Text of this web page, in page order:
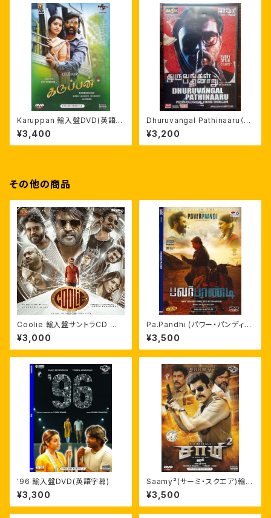
Karuppan 輸入盤DVD(英語字
幕付) ヴィジャイ・セードゥパティ
¥3,400
Dhuruvangal Pathinaaru（D-
16） 英字幕付 ラフマーン
¥3,200
その他の商品
Coolie 輸入盤サントラCD 劇
伴つき ラジニカーント
¥3,000
Pa.Pandhi (パワー・パンディ)
インド映画輸入盤DVD ダヌシ
ュ監督作
¥3,500
'96 輸入盤DVD(英語字幕)
¥3,300
Saamy²(サーミ・スクエア)輸入
盤DVD 英語字幕 ヴィクラム
¥3,500